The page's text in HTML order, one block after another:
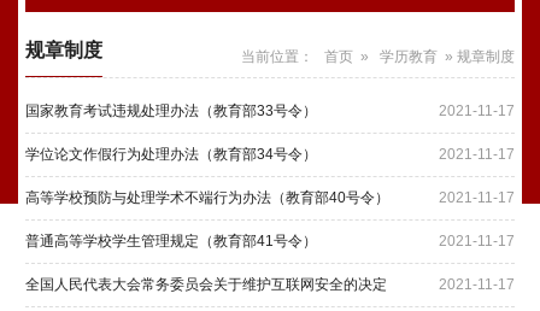
当前位置： 首页 » 学历教育 » 规章制度
规章制度
2021-11-17
国家教育考试违规处理办法（教育部33号令）
2021-11-17
学位论文作假行为处理办法（教育部34号令）
2021-11-17
高等学校预防与处理学术不端行为办法（教育部40号令）
2021-11-17
普通高等学校学生管理规定（教育部41号令）
2021-11-17
全国人民代表大会常务委员会关于维护互联网安全的决定